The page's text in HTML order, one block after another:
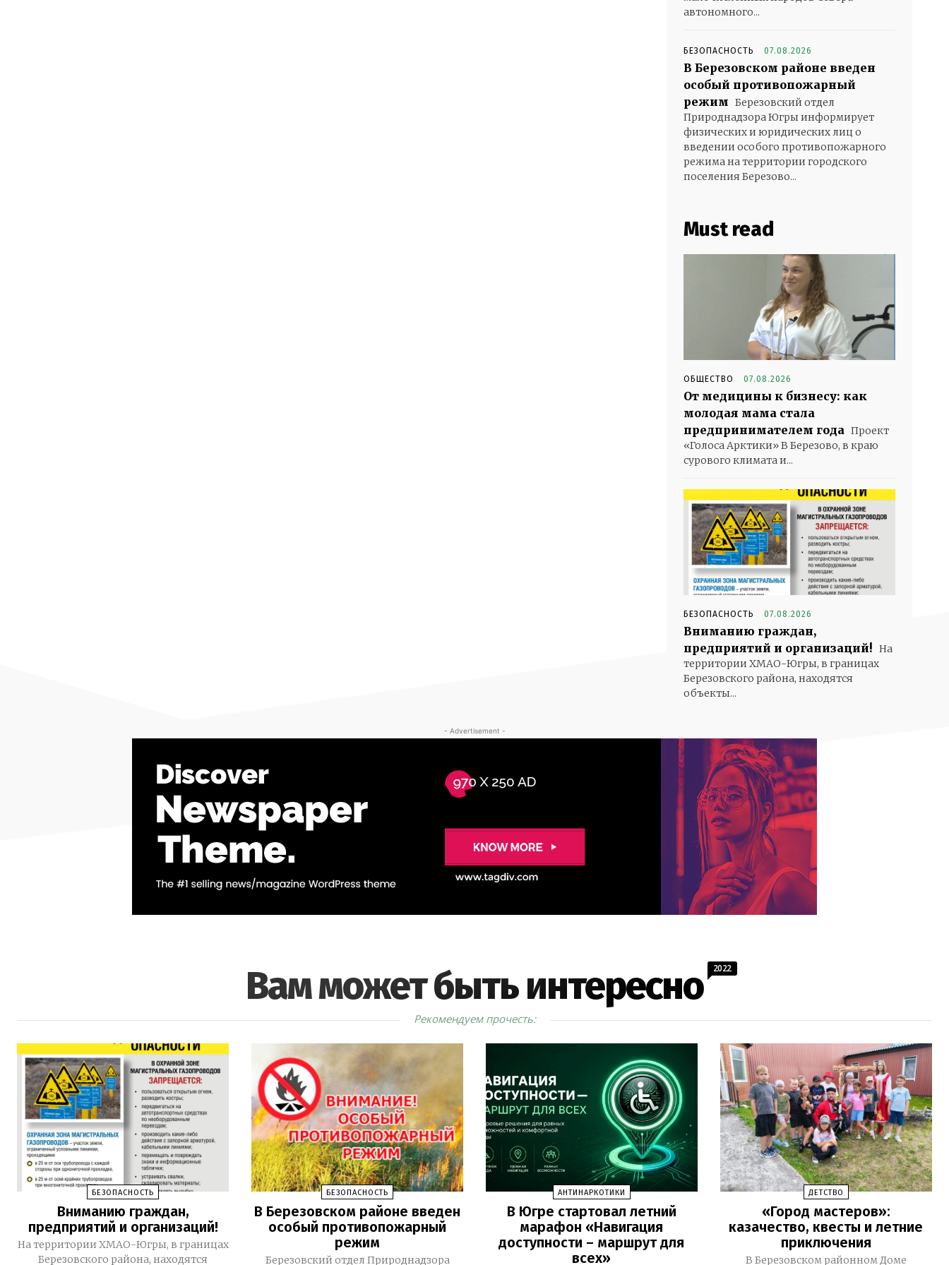
автономного...
БЕЗОПАСНОСТЬ 07.08.2026
В Березовском районе введен
особый противопожарный
режим Березовский отдел
Природнадзора Югры информирует
физических и юридических лиц о
введении особого противопожарного
режима на территории городского
поселения Березово...
Must read
ОБЩЕСТВО 07.08.2026
От медицины к бизнесу: как
молодая мама стала
предпринимателем года Проект
«Голоса Арктики» В Березово, в краю
сурового климата и...
БЕЗОПАСНОСТЬ 07.08.2026
Вниманию граждан,
предприятий и организаций! На
территории ХМАО-Югры, в границах
Березовского района, находятся
объекты...
- Advertisement -
Вам может быть интересно 2022
Рекомендуем прочесть:
БЕЗОПАСНОСТЬ
Вниманию граждан,
предприятий и организаций!
На территории ХМАО-Югры, в границах
Березовского района, находятся
БЕЗОПАСНОСТЬ
В Березовском районе введен
особый противопожарный
режим
Березовский отдел Природнадзора
АНТИНАРКОТИКИ
В Югре стартовал летний
марафон «Навигация
доступности – маршрут для
всех»
ДЕТСТВО
«Город мастеров»:
казачество, квесты и летние
приключения
В Березовском районном Доме